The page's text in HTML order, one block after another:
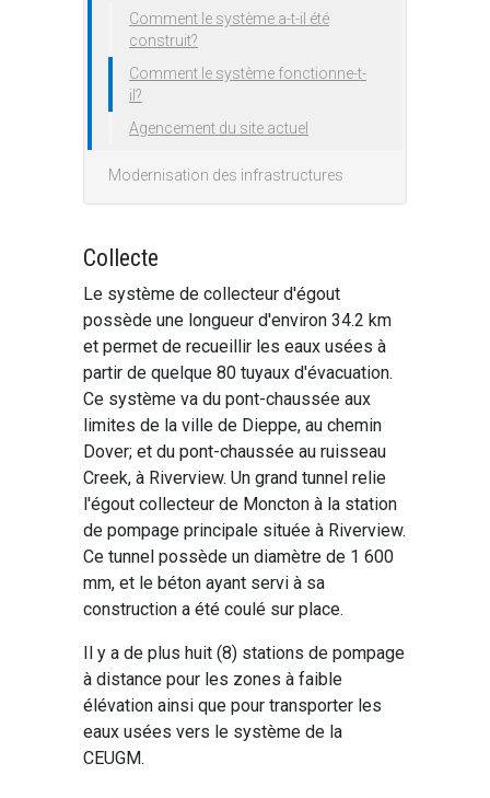
Collecte
Le système de collecteur d'égout
possède une longueur d'environ 34.2 km
et permet de recueillir les eaux usées à
partir de quelque 80 tuyaux d'évacuation.
Ce système va du pont-chaussée aux
limites de la ville de Dieppe, au chemin
Dover; et du pont-chaussée au ruisseau
Creek, à Riverview. Un grand tunnel relie
l'égout collecteur de Moncton à la station
de pompage principale située à Riverview.
Ce tunnel possède un diamètre de 1 600
mm, et le béton ayant servi à sa
construction a été coulé sur place.
Il y a de plus huit (8) stations de pompage
à distance pour les zones à faible
élévation ainsi que pour transporter les
eaux usées vers le système de la
CEUGM.
Comment le système a-t-il été
construit?
Comment le système fonctionne-t-
il?
Agencement du site actuel
Modernisation des infrastructures